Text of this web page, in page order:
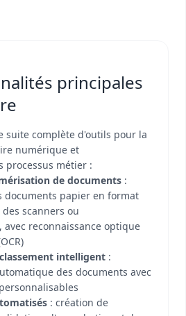
principales
suite complète d'outils pour la
numérique et
processus métier :
de documents :
documents papier en format
scanners ou
reconnaissance optique
intelligent :
des documents avec
: création de